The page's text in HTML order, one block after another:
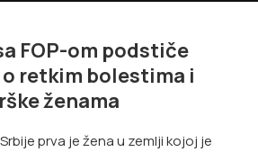
FOP-om podstiče
retkim bolestima i
ženama
prva je žena u zemlji kojoj je